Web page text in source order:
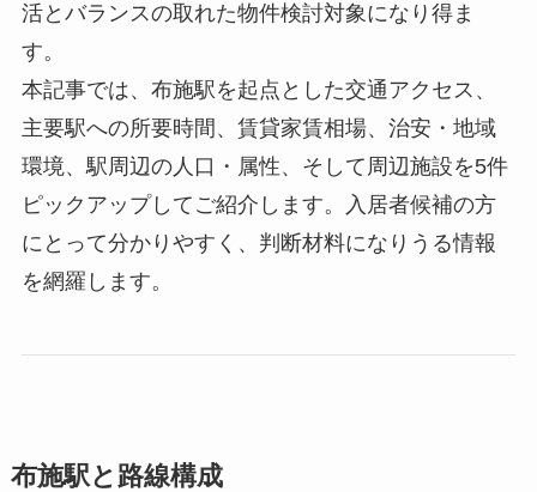
活とバランスの取れた物件検討対象になり得ま
す。
本記事では、布施駅を起点とした交通アクセス、
主要駅への所要時間、賃貸家賃相場、治安・地域
環境、駅周辺の人口・属性、そして周辺施設を5件
ピックアップしてご紹介します。入居者候補の方
にとって分かりやすく、判断材料になりうる情報
を網羅します。
布施駅と路線構成